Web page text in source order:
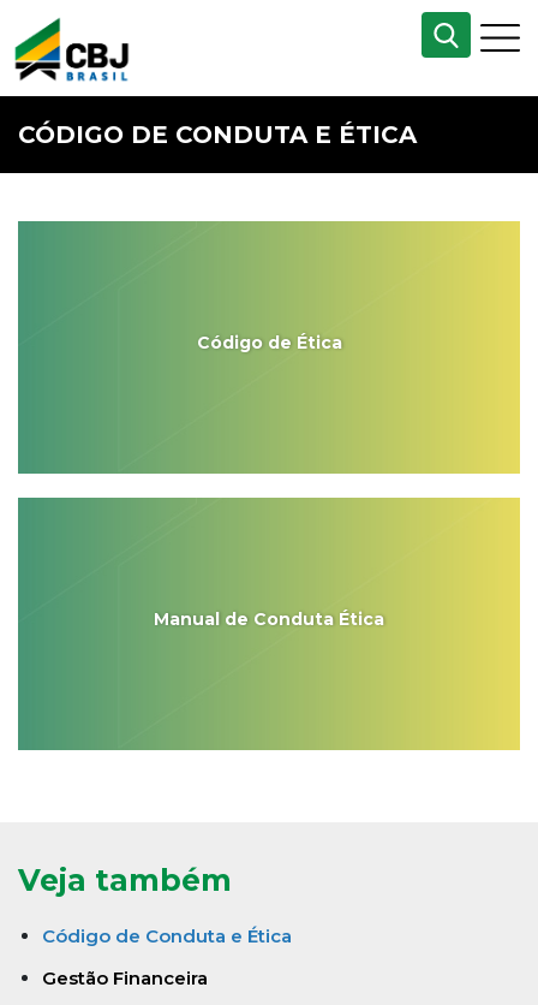
CÓDIGO DE CONDUTA E ÉTICA
Código de Ética
Manual de Conduta Ética
Veja também
Código de Conduta e Ética
Gestão Financeira